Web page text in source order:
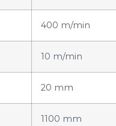
400 m/min
10 m/min
20 mm
1100 mm